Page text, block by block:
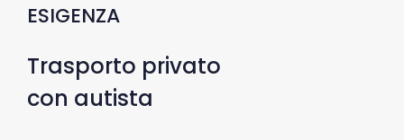
ESIGENZA
Trasporto privato
con autista